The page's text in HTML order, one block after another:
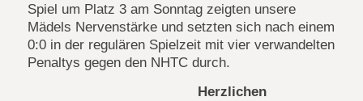
Spiel um Platz 3 am Sonntag zeigten unsere
Mädels Nervenstärke und setzten sich nach einem
0:0 in der regulären Spielzeit mit vier verwandelten
Penaltys gegen den NHTC durch.
Herzlichen